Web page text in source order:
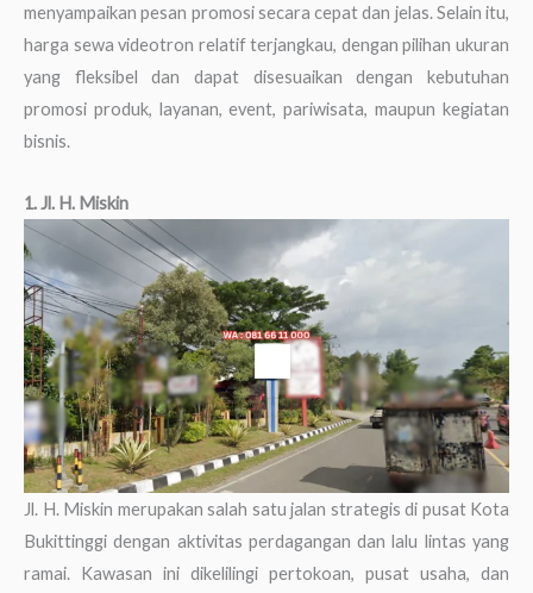
menyampaikan pesan promosi secara cepat dan jelas. Selain itu,
harga sewa videotron relatif terjangkau, dengan pilihan ukuran
yang fleksibel dan dapat disesuaikan dengan kebutuhan
promosi produk, layanan, event, pariwisata, maupun kegiatan
bisnis.
1. Jl. H. Miskin
Jl. H. Miskin merupakan salah satu jalan strategis di pusat Kota
Bukittinggi dengan aktivitas perdagangan dan lalu lintas yang
ramai. Kawasan ini dikelilingi pertokoan, pusat usaha, dan